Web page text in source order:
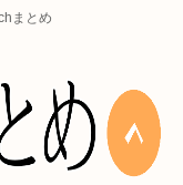
まとめ